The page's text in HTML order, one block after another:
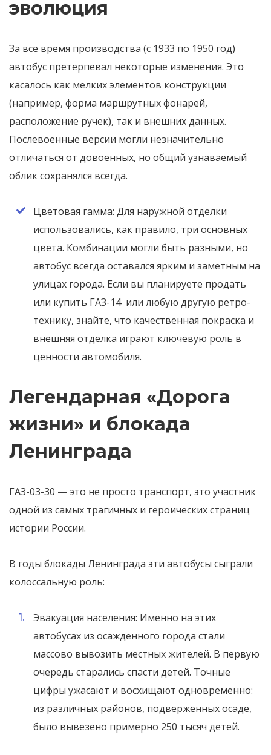
эволюция
За все время производства (с 1933 по 1950 год)
автобус претерпевал некоторые изменения. Это
касалось как мелких элементов конструкции
(например, форма маршрутных фонарей,
расположение ручек), так и внешних данных.
Послевоенные версии могли незначительно
отличаться от довоенных, но общий узнаваемый
облик сохранялся всегда.
Цветовая гамма: Для наружной отделки
использовались, как правило, три основных
цвета. Комбинации могли быть разными, но
автобус всегда оставался ярким и заметным на
улицах города. Если вы планируете продать
или купить ГАЗ-14 или любую другую ретро-
технику, знайте, что качественная покраска и
внешняя отделка играют ключевую роль в
ценности автомобиля.
Легендарная «Дорога
жизни» и блокада
Ленинграда
ГАЗ-03-30 — это не просто транспорт, это участник
одной из самых трагичных и героических страниц
истории России.
В годы блокады Ленинграда эти автобусы сыграли
колоссальную роль:
Эвакуация населения: Именно на этих
автобусах из осажденного города стали
массово вывозить местных жителей. В первую
очередь старались спасти детей. Точные
цифры ужасают и восхищают одновременно:
из различных районов, подверженных осаде,
было вывезено примерно 250 тысяч детей.